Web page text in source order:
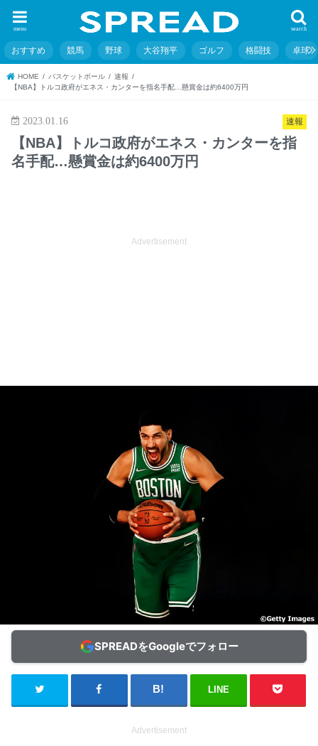
search
menu
おすすめ 競馬 野球 大谷翔平 ゴルフ 格闘技 卓球
HOME バスケットボール
速報
【NBA】トルコ政府がエネス・カンターを指名手配…懸賞金は約6400万円
速報
2023.01.16
【NBA】トルコ政府がエネス・カンターを指
名手配…懸賞金は約6400万円
Advertisement
SPREADをGoogleでフォロー
LINE
Advertisement